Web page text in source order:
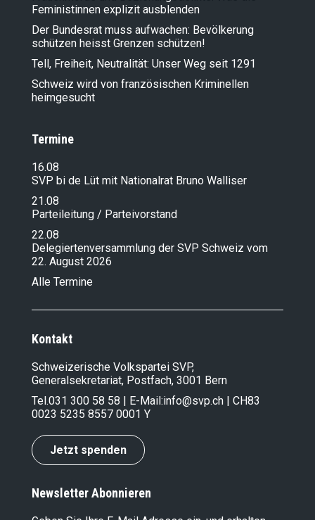
Feministinnen explizit ausblenden
Der Bundesrat muss aufwachen: Bevölkerung
schützen heisst Grenzen schützen!
Tell, Freiheit, Neutralität: Unser Weg seit 1291
Schweiz wird von französischen Kriminellen
heimgesucht
Termine
16.08
SVP bi de Lüt mit Nationalrat Bruno Walliser
21.08
Parteileitung / Parteivorstand
22.08
Delegiertenversammlung der SVP Schweiz vom
22. August 2026
Alle Termine
Kontakt
Schweizerische Volkspartei SVP,
Generalsekretariat, Postfach, 3001 Bern
Tel.031 300 58 58 | E-Mail:info@svp.ch | CH83
0023 5235 8557 0001 Y
Jetzt spenden
Newsletter Abonnieren